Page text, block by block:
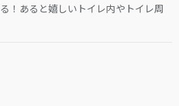
！あると嬉しいトイレ内やトイレ周